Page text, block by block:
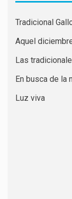
Tradicional
Aquel
Las
En busca de la
Luz viva